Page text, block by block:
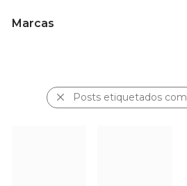
Marcas
Posts etiquetados com